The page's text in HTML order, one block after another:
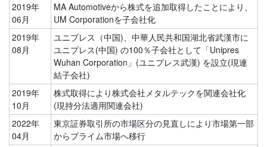
2019年
06月
MA Automotiveから株式を追加取得したことにより、
UM Corporationを子会社化
2019年
08月
ユニプレス（中国)、中華人民共和国湖北省武漢市に
ユニプレス(中国) の100％子会社として「Unipres
Wuhan Corporation」(ユニプレス武漢) を設立(現連
結子会社)
2019年
10月
株式取得により株式会社メタルテックを関連会社化
(現持分法適用関連会社)
2022年
04月
東京証券取引所の市場区分の見直しにより市場第一部
からプライム市場へ移行